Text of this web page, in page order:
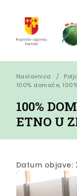
Naslovnica
100% domaće,
100%
ETNO U
Datum objave: